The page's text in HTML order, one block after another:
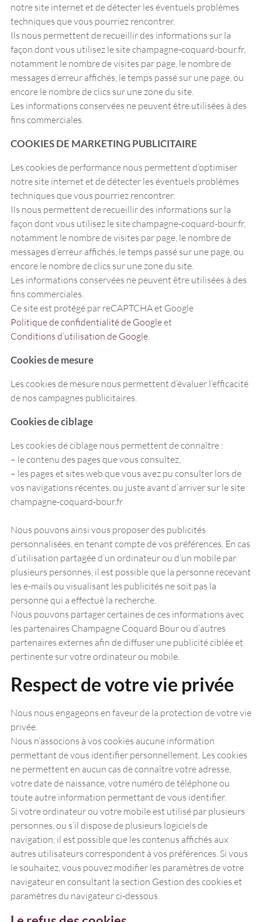
notre site internet et de détecter les éventuels problèmes
techniques que vous pourriez rencontrer.
Ils nous permettent de recueillir des informations sur la
façon dont vous utilisez le site champagne-coquard-bour.fr,
notamment le nombre de visites par page, le nombre de
messages d’erreur affichés, le temps passé sur une page, ou
encore le nombre de clics sur une zone du site.
Les informations conservées ne peuvent être utilisées à des
fins commerciales.
COOKIES DE MARKETING PUBLICITAIRE
Les cookies de performance nous permettent d’optimiser
notre site internet et de détecter les éventuels problèmes
techniques que vous pourriez rencontrer.
Ils nous permettent de recueillir des informations sur la
façon dont vous utilisez le site champagne-coquard-bour.fr,
notamment le nombre de visites par page, le nombre de
messages d’erreur affichés, le temps passé sur une page, ou
encore le nombre de clics sur une zone du site.
Les informations conservées ne peuvent être utilisées à des
fins commerciales.
Ce site est protégé par reCAPTCHA et Google
Politique de confidentialité de Googleet
Conditions d’utilisation de Google.
Cookies de mesure
Les cookies de mesure nous permettent d’évaluer l’efficacité
de nos campagnes publicitaires.
Cookies de ciblage
Les cookies de ciblage nous permettent de connaître :
– le contenu des pages que vous consultez,
– les pages et sites web que vous avez pu consulter lors de
vos navigations récentes, ou juste avant d’arriver sur le site
champagne-coquard-bour.fr
Nous pouvons ainsi vous proposer des publicités
personnalisées, en tenant compte de vos préférences. En cas
d’utilisation partagée d’un ordinateur ou d’un mobile par
plusieurs personnes, il est possible que la personne recevant
les e-mails ou visualisant les publicités ne soit pas la
personne qui a effectué la recherche.
Nous pouvons partager certaines de ces informations avec
les partenaires Champagne Coquard Bour ou d’autres
partenaires externes afin de diffuser une publicité ciblée et
pertinente sur votre ordinateur ou mobile.
Respect de votre vie privée
Nous nous engageons en faveur de la protection de votre vie
privée.
Nous n’associons à vos cookies aucune information
permettant de vous identifier personnellement. Les cookies
ne permettent en aucun cas de connaître votre adresse,
votre date de naissance, votre numéro de téléphone ou
toute autre information permettant de vous identifier.
Si votre ordinateur ou votre mobile est utilisé par plusieurs
personnes, ou s’il dispose de plusieurs logiciels de
navigation, il est possible que les contenus affichés aux
autres utilisateurs correspondent à vos préférences. Si vous
le souhaitez, vous pouvez modifier les paramètres de votre
navigateur en consultant la section Gestion des cookies et
paramètres du navigateur ci-dessous.